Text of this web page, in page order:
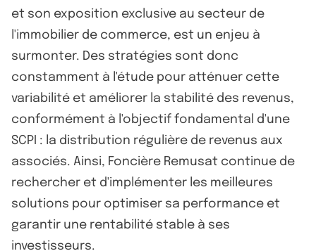
et son exposition exclusive au secteur de
l'immobilier de commerce, est un enjeu à
surmonter. Des stratégies sont donc
constamment à l'étude pour atténuer cette
variabilité et améliorer la stabilité des revenus,
conformément à l'objectif fondamental d'une
SCPI : la distribution régulière de revenus aux
associés. Ainsi, Foncière Remusat continue de
rechercher et d'implémenter les meilleures
solutions pour optimiser sa performance et
garantir une rentabilité stable à ses
investisseurs.